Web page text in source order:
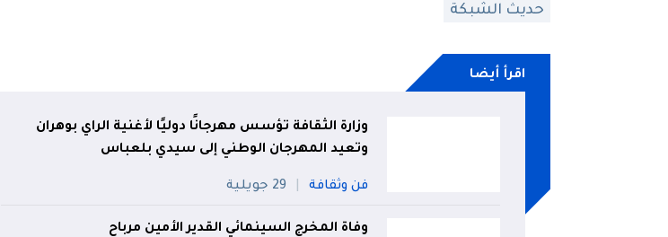
حديث الشبكة
اقرأ أيضا
وزارة الثقافة تؤسس مهرجانًا دوليًا لأغنية الراي بوهران
وتعيد المهرجان الوطني إلى سيدي بلعباس
فن وثقافة 29 جويلية
وفاة المخرج السينمائي القدير الأمين مرباح